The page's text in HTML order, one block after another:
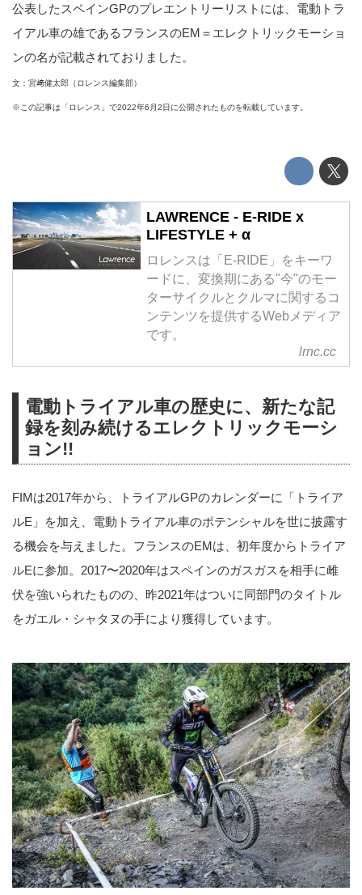
公表したスペインGPのプレエントリーリストには、電動トラ
イアル車の雄であるフランスのEM＝エレクトリックモーショ
ンの名が記載されておりました。
文：宮﨑健太郎（ロレンス編集部）
※この記事は「ロレンス」で2022年6月2日に公開されたものを転載しています。
LAWRENCE - E-RIDE x
LIFESTYLE + α
ロレンスは「E-RIDE」をキーワ
ードに、変換期にある"今"のモー
ターサイクルとクルマに関するコ
ンテンツを提供するWebメディア
です。
lrnc.cc
電動トライアル車の歴史に、新たな記
録を刻み続けるエレクトリックモーシ
ョン!!
FIMは2017年から、トライアルGPのカレンダーに「トライア
ルE」を加え、電動トライアル車のポテンシャルを世に披露す
る機会を与えました。フランスのEMは、初年度からトライア
ルEに参加。2017〜2020年はスペインのガスガスを相手に雌
伏を強いられたものの、昨2021年はついに同部門のタイトル
をガエル・シャタヌの手により獲得しています。